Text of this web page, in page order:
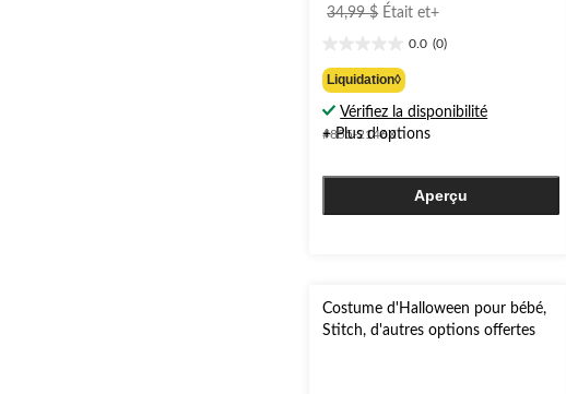
34,99 $ Étaitet+prix
34,99 $
0.0 (0)
étoile(s)
sur
5.
Liquidation◊
Vérifiez la disponibilité
#855-2146X
+ Plus d'options
Aperçu
Costume d'Halloween pour bébé,
Stitch, d'autres options offertes